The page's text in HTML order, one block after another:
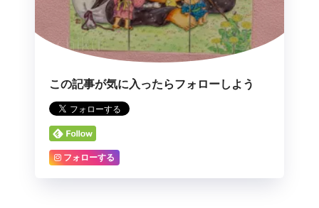
この記事が気に入ったらフォローしよう
フォローする